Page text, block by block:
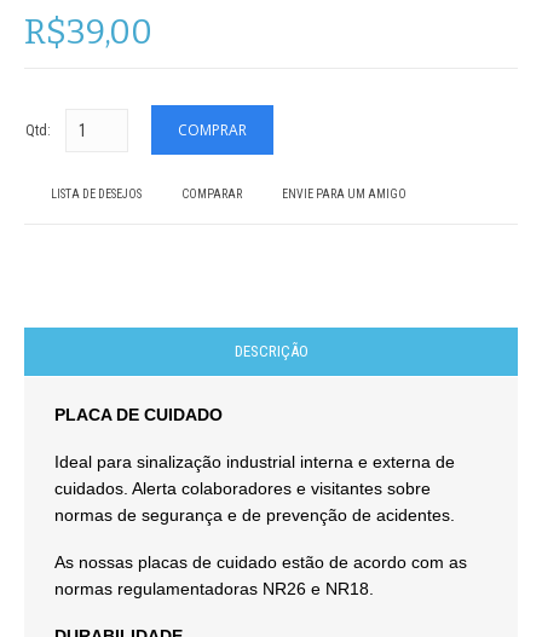
R$39,00
Qtd:
LISTA DE DESEJOS COMPARAR ENVIE PARA UM AMIGO
DESCRIÇÃO
PLACA DE CUIDADO
Ideal para sinalização industrial interna e externa de
cuidados. Alerta colaboradores e visitantes sobre
normas de segurança e de prevenção de acidentes.
As nossas placas de cuidado estão de acordo com as
normas regulamentadoras NR26 e NR18.